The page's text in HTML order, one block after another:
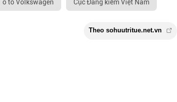
ô tô Volkswagen Cục Đăng kiểm Việt Nam